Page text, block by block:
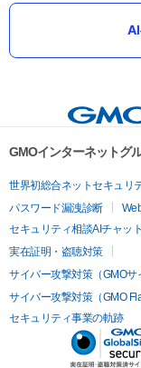
GMOインターネットグ
世界初総合ネットセキュリ
パスワード漏洩診断
セキュリティ相談AIチャッ
実在証明・盗聴対策
サイバー攻撃対策（GMOサ
サイバー攻撃対策（GMO
セキュリティ事業の軌跡